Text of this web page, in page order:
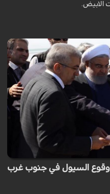
الابيض.
السيول في جنوب غرب